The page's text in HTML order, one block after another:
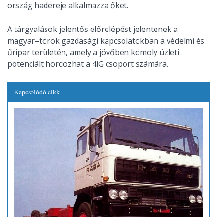
ország hadereje alkalmazza őket.
A tárgyalások jelentős előrelépést jelentenek a
magyar–török gazdasági kapcsolatokban a védelmi és
űripar területén, amely a jövőben komoly üzleti
potenciált hordozhat a 4iG csoport számára.
Kapcsolódó cikk